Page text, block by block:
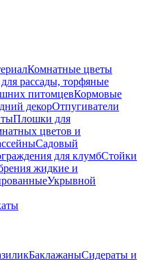
Комнатные цветы
рассады, торфяные
питомцевКормовые
декорОтпугиватели
Плошки для
цветов и
Садовый
для клумбСтойки
жидкие и
Укрывной
БаклажаныСидераты и